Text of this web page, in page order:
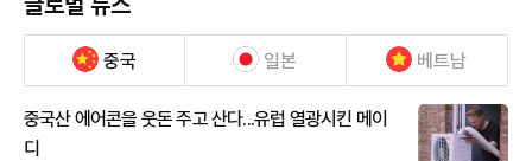
중국 일본 베트남
중국산 에어콘을 웃돈 주고 산다...유럽 열광시킨 메이
디